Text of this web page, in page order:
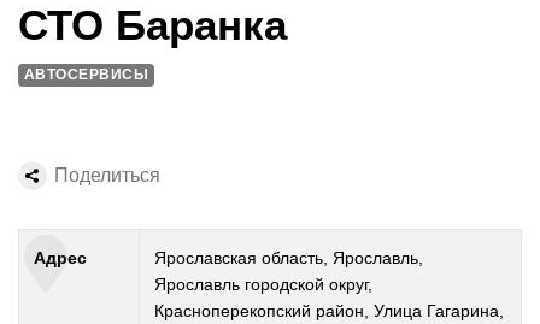
Адрес
Ярославская область, Ярославль,
Ярославль городской округ,
Красноперекопский район, Улица Гагарина,
СТО Баранка
АВТОСЕРВИСЫ
Поделиться